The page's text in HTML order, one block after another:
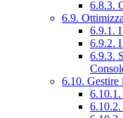
6.8.3.
6.9.
6.9.1.
6.9.2.
6.9.3.
6.10. Gestire
6.10.1.